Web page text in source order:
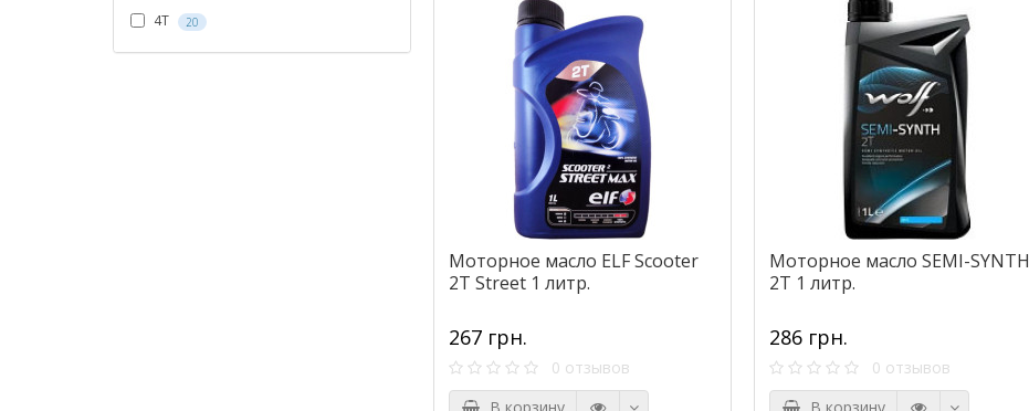
4Т 20
Моторное масло ELF Scooter
2Т Street 1 литр.
267 грн.
0 отзывов
Моторное масло SEMI-SYNTH
2T 1 литр.
286 грн.
0 отзывов